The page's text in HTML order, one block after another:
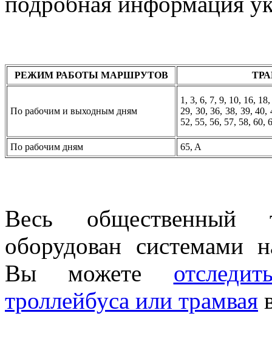
РЕЖИМ РАБОТЫ МАРШРУТОВ
По рабочим и выходным дням
1, 3, 6, 7, 9, 10, 16,
29, 30, 36, 38, 39, 40,
52, 55, 56, 57, 58, 60,
По рабочим дням 65, A
Весь общественный
оборудован
Вы можете
троллейбуса или трамвая